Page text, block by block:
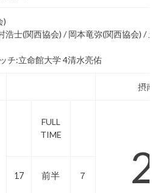
)
浩士(関西協会) / 岡本竜弥(関西協会) /
チ:立命館大学 4清水亮佑
摂
FULL
TIME
17 前半 ７